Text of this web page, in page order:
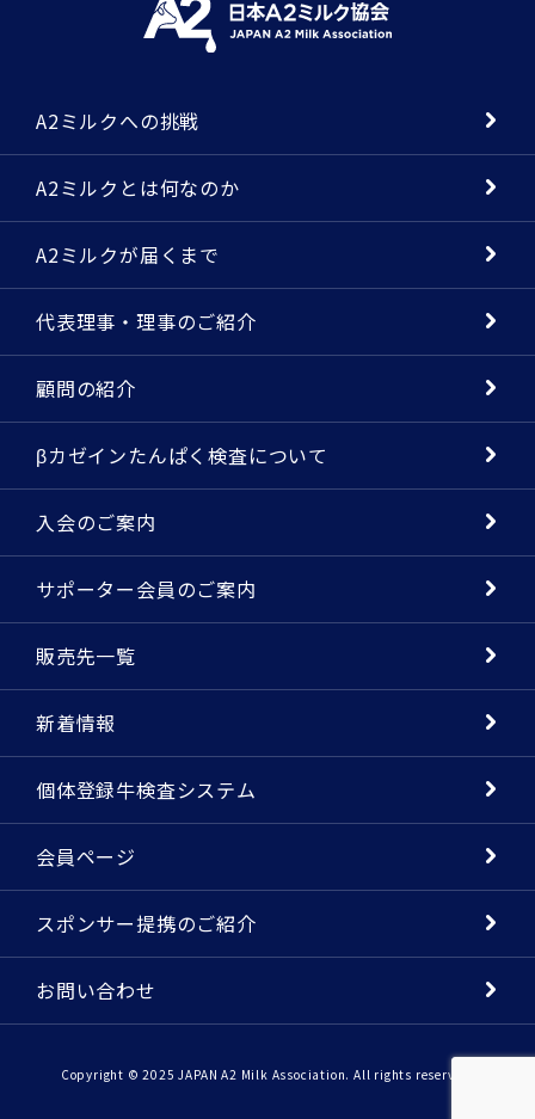
A2ミルクへの挑戦
A2ミルクとは何なのか
A2ミルクが届くまで
代表理事・理事のご紹介
顧問の紹介
βカゼインたんぱく検査について
入会のご案内
サポーター会員のご案内
販売先一覧
新着情報
個体登録牛検査システム
会員ページ
スポンサー提携のご紹介
お問い合わせ
Copyright © 2025 JAPAN A2 Milk Association. All rights reserved.